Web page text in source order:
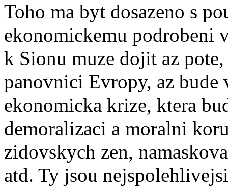
Toho ma byt dosazeno s
ekonomickemu podrobeni
k Sionu muze dojit az
panovnici Evropy, az bude
ekonomicka krize, ktera
demoralizaci a moralni
zidovskych zen,
atd. Ty jsou